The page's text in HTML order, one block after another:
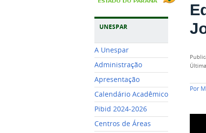
UNESPAR
A Unespar
Administração
Apresentação
Calendário Acadêmico
Pibid 2024-2026
Centros de Áreas
Por